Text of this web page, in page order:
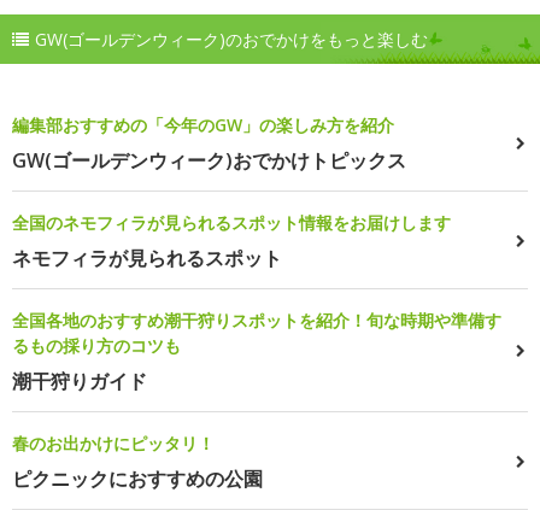
GW(ゴールデンウィーク)のおでかけをもっと楽しむ
編集部おすすめの「今年のGW」の楽しみ方を紹介
GW(ゴールデンウィーク)おでかけトピックス
全国のネモフィラが見られるスポット情報をお届けします
ネモフィラが見られるスポット
全国各地のおすすめ潮干狩りスポットを紹介！旬な時期や準備す
るもの採り方のコツも
潮干狩りガイド
春のお出かけにピッタリ！
ピクニックにおすすめの公園